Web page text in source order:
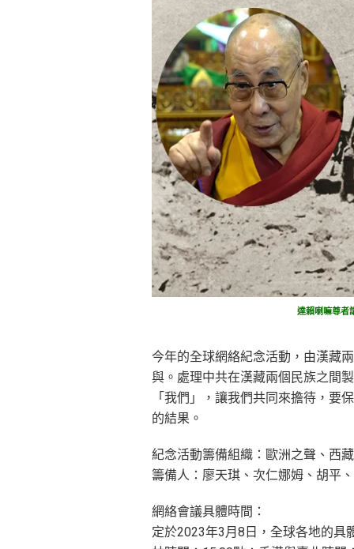
達賴喇嘛尊者
今年的全球網絡紀念活動，由漢藏
與。處理中共在漢藏兩個民族之間
「我們」，讓我們共同來擔待，要
的結果。
紀念活動籌備組織：歐洲之聲、西
籌備人：廖天琪、次仁娜姆、胡平
網絡會議具體時間：
定於2023年3月8日，全球各地的具